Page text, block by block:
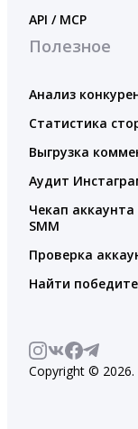
API / MCP
Полезное
Анализ
Статистика
Выгрузка
Аудит
Чекап
SMM
Проверка
Найти
Copyright ©